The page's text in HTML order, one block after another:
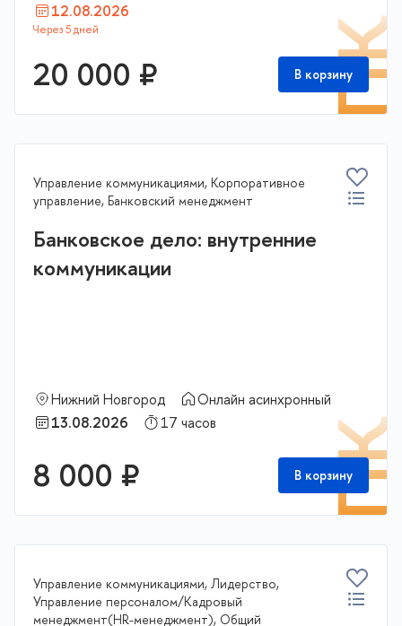
12.08.2026
20 000 ₽ В корзину
Управление коммуникациями, Корпоративное
управление, Банковский менеджмент
Банковское дело: внутренние
коммуникации
Нижний Новгород
Онлайн асинхронный
13.08.2026
17 часов
8 000 ₽ В корзину
Управление коммуникациями, Лидерство,
Управление персоналом/Кадровый
менеджмент(HR-менеджмент), Общий